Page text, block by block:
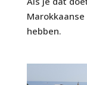
Marokkaanse
hebben.